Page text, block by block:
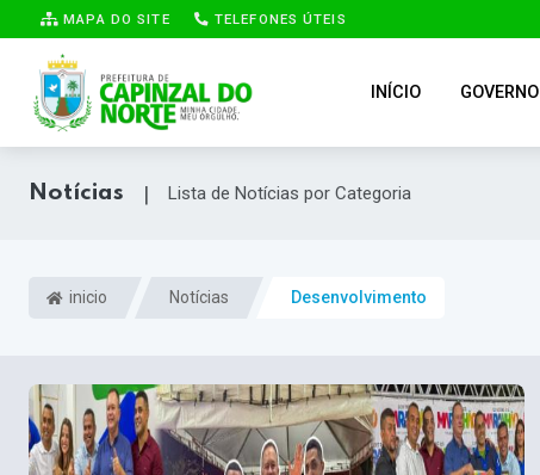
MAPA DO SITE TELEFONES ÚTEIS
INÍCIO GOVERNO
Notícias | Lista de Notícias por Categoria
inicio Notícias Desenvolvimento